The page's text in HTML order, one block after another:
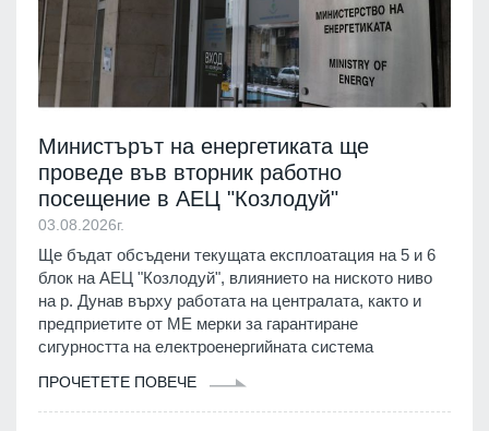
Министърът на енергетиката ще
проведе във вторник работно
посещение в АЕЦ "Козлодуй"
03.08.2026г.
Ще бъдат обсъдени текущата експлоатация на 5 и 6
блок на АЕЦ "Козлодуй", влиянието на ниското ниво
на р. Дунав върху работата на централата, както и
предприетите от МЕ мерки за гарантиране
сигурността на електроенергийната система
ПРОЧЕТЕТЕ ПОВЕЧЕ